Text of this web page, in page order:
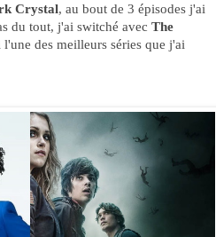
Crystal, au bout de 3 épisodes j'ai
du tout, j'ai switché avec The
des meilleurs séries que j'ai